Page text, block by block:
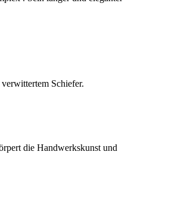
Schiefer.
die Handwerkskunst und